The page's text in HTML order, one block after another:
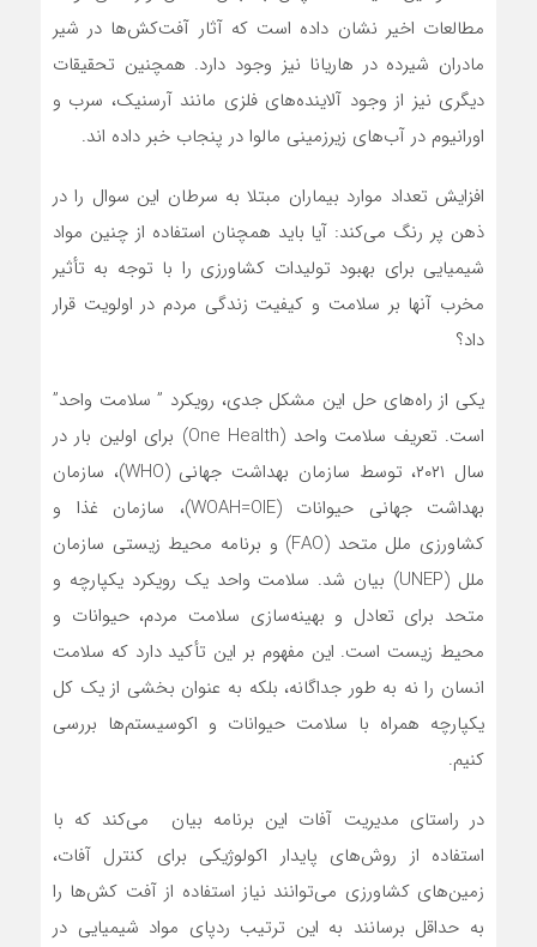
مطالعات اخیر نشان داده است که آثار آفت‌کش‌ها در شیر
مادران شیرده در ‌هاریانا نیز وجود دارد. همچنین تحقیقات
دیگری نیز از وجود آلاینده‌های فلزی مانند آرسنیک، سرب و
اورانیوم در آب‌های زیرزمینی مالوا در پنجاب خبر داده اند.
افزایش تعداد موارد بیماران مبتلا به سرطان این سوال را در
ذهن پر رنگ می‌کند: آیا باید همچنان استفاده از چنین مواد
شیمیایی برای بهبود تولیدات کشاورزی را با توجه به تأثیر
مخرب آنها بر سلامت و کیفیت زندگی مردم در اولویت قرار
داد؟
یکی از راه‌های حل این مشکل جدی، رویکرد ” سلامت واحد”
است. تعریف سلامت واحد (One Health) برای اولین بار در
سال ۲۰۲۱، توسط سازمان بهداشت جهانی (WHO)، سازمان
بهداشت جهانی حیوانات (WOAH=OIE)، سازمان غذا و
کشاورزی ملل متحد (FAO) و برنامه محیط زیستی سازمان
ملل (UNEP) بیان شد. سلامت واحد یک رویکرد یکپارچه و
متحد برای تعادل و بهینه‌سازی سلامت مردم، حیوانات و
محیط زیست است. این مفهوم بر این تأکید دارد که سلامت
انسان را نه به طور جداگانه، بلکه به عنوان بخشی از یک کل
یکپارچه همراه با سلامت حیوانات و اکوسیستم‌ها بررسی
کنیم.
در راستای مدیریت آفات این برنامه بیان می‌کند که با
استفاده از روش‌های پایدار اکولوژیکی برای کنترل آفات،
زمین‌های کشاورزی می‌توانند نیاز استفاده از آفت کش‌ها را
به حداقل برسانند به این ترتیب ردپای مواد شیمیایی در